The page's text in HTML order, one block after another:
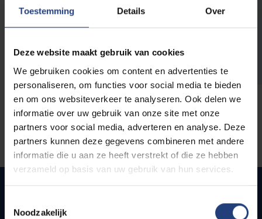
Toestemming Details Over
Deze website maakt gebruik van cookies
We gebruiken cookies om content en advertenties te
personaliseren, om functies voor social media te bieden
en om ons websiteverkeer te analyseren. Ook delen we
informatie over uw gebruik van onze site met onze
partners voor social media, adverteren en analyse. Deze
partners kunnen deze gegevens combineren met andere
informatie die u aan ze heeft verstrekt of die ze hebben
verzameld op basis van uw gebruik van hun services.
Noodzakelijk
Snel naar